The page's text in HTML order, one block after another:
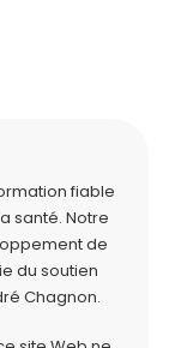
fiable
santé. Notre
de
du soutien
Chagnon.